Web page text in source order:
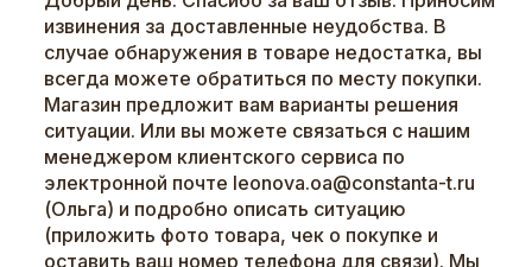
извинения за доставленные неудобства. В
случае обнаружения в товаре недостатка, вы
всегда можете обратиться по месту покупки.
Магазин предложит вам варианты решения
ситуации. Или вы можете связаться с нашим
менеджером клиентского сервиса по
электронной почте leonova.oa@constanta-t.ru
(Ольга) и подробно описать ситуацию
(приложить фото товара, чек о покупке и
оставить ваш номер телефона для связи). Мы